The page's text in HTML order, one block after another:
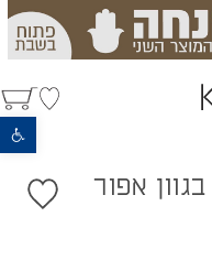
פתח סרגל נגישות
300 ס"מ בגוון אפור